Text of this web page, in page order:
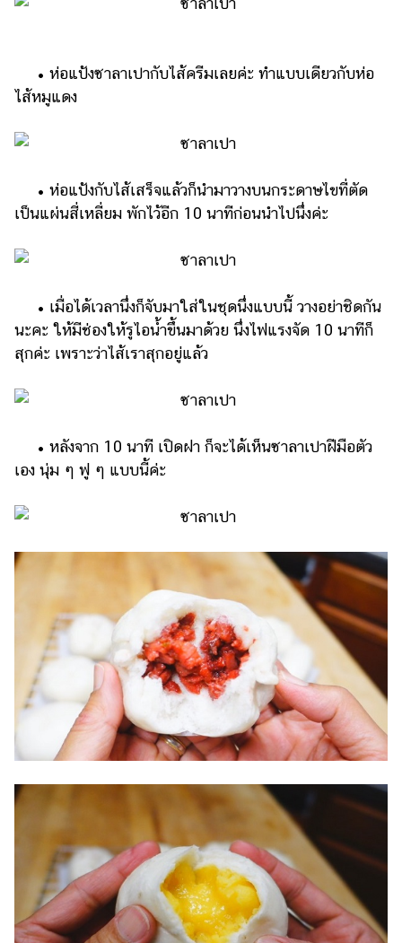
• ห่อแป้งซาลาเปากับไส้ครีมเลยค่ะ ทำแบบเดียวกับห่อ
ไส้หมูแดง
• ห่อแป้งกับไส้เสร็จแล้วก็นำมาวางบนกระดาษไขที่ตัด
เป็นแผ่นสี่เหลี่ยม พักไว้อีก 10 นาทีก่อนนำไปนึ่งค่ะ
• เมื่อได้เวลานึ่งก็จับมาใส่ในชุดนึ่งแบบนี้ วางอย่าชิดกัน
นะคะ ให้มีช่องให้รูไอน้ำขึ้นมาด้วย นึ่งไฟแรงจัด 10 นาทีก็
สุกค่ะ เพราะว่าไส้เราสุกอยู่แล้ว
• หลังจาก 10 นาที เปิดฝา ก็จะได้เห็นซาลาเปาฝีมือตัว
เอง นุ่ม ๆ ฟู ๆ แบบนี้ค่ะ